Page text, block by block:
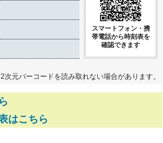
スマートフォン・携
帯電話から時刻表を
確認できます
元バーコードを読み取れない場合があります。
はこちら